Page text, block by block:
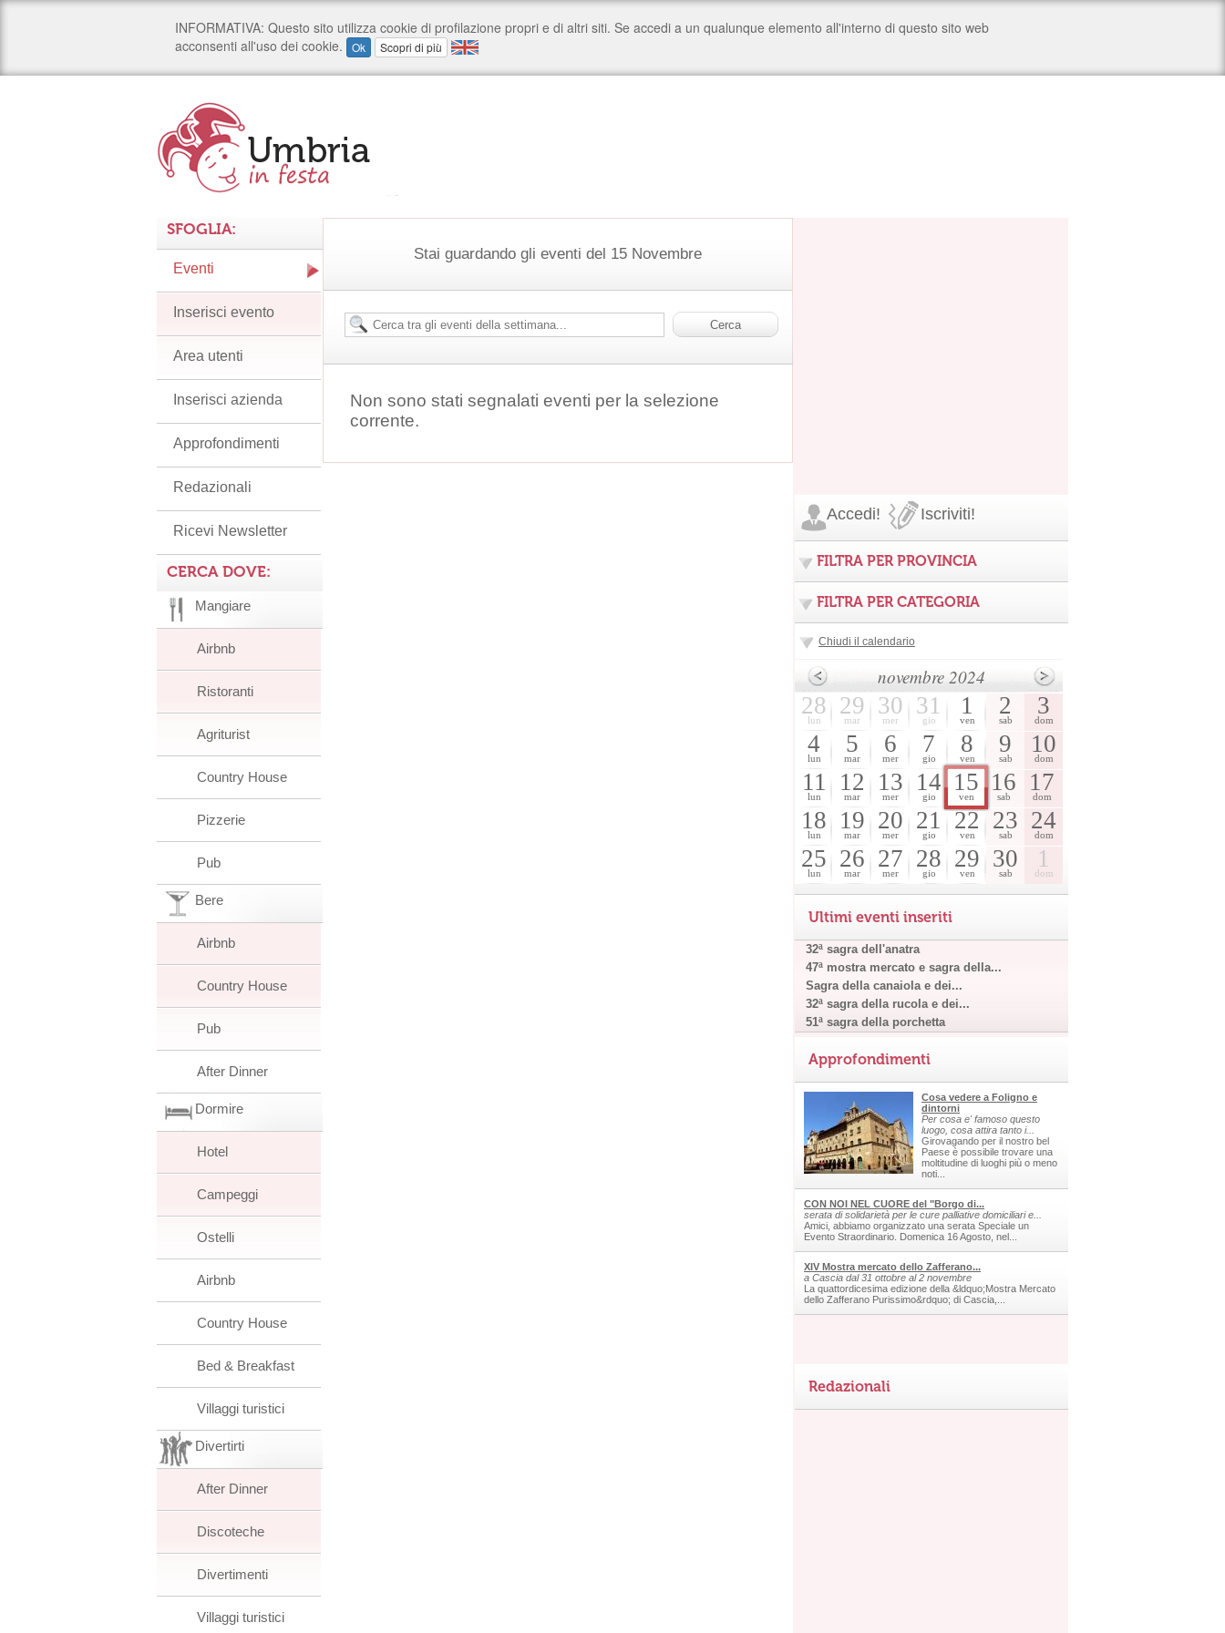
Stai guardando gli eventi del 15 Novembre
Non sono stati segnalati eventi per la selezione
corrente.
SFOGLIA:
Eventi
Inserisci evento
Area utenti
Inserisci azienda
Approfondimenti
Redazionali
Ricevi Newsletter
CERCA DOVE:
Mangiare
Airbnb
Ristoranti
Agriturist
Country House
Pizzerie
Pub
Bere
Airbnb
Country House
Pub
After Dinner
Dormire
Hotel
Campeggi
Ostelli
Airbnb
Country House
Bed & Breakfast
Villaggi turistici
Divertirti
After Dinner
Discoteche
Divertimenti
Villaggi turistici
Accedi! Iscriviti!
FILTRA PER PROVINCIA
FILTRA PER CATEGORIA
Chiudi il calendario
novembre 2024
28
lun
29
mar
30
mer
31
gio
1
ven
2
sab
3
dom
4
lun
5
mar
6
mer
7
gio
8
ven
9
sab
10
dom
11
lun
12
mar
13
mer
14
gio
15
ven
16
sab
17
dom
18
lun
19
mar
20
mer
21
gio
22
ven
23
sab
24
dom
25
lun
26
mar
27
mer
28
gio
29
ven
30
sab
1
dom
Ultimi eventi inseriti
32ª sagra dell'anatra
47ª mostra mercato e sagra della...
Sagra della canaiola e dei...
32ª sagra della rucola e dei...
51ª sagra della porchetta
Approfondimenti
Cosa vedere a Foligno e
dintorni
Per cosa e' famoso questo
luogo, cosa attira tanto i...
Girovagando per il nostro bel
Paese è possibile trovare una
moltitudine di luoghi più o meno
noti...
CON NOI NEL CUORE del "Borgo di...
serata di solidarietà per le cure palliative domiciliari e...
Amici, abbiamo organizzato una serata Speciale un
Evento Straordinario. Domenica 16 Agosto, nel...
XIV Mostra mercato dello Zafferano...
a Cascia dal 31 ottobre al 2 novembre
La quattordicesima edizione della &ldquo;Mostra Mercato
dello Zafferano Purissimo&rdquo; di Cascia,...
Redazionali